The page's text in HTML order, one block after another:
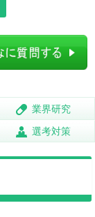
業界研究
業界研究
選考対策
選考対策